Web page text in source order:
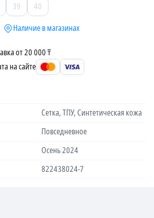
39
40
Наличие в магазинах
от 20 000 ₸
на сайте
Сетка, ТПУ, Синтетическая кожа
Повседневное
Осень 2024
822438024-7